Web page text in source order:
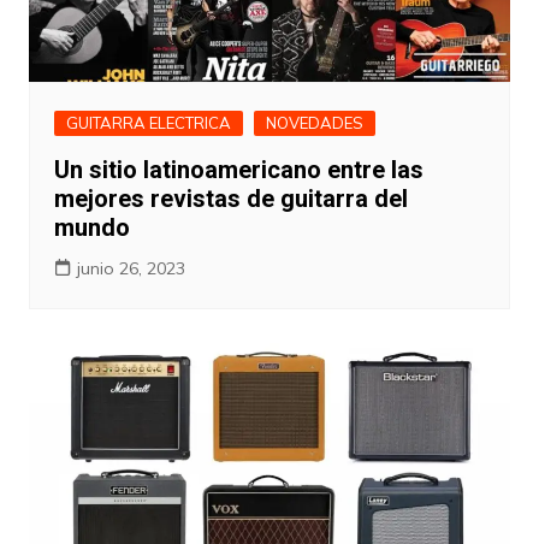
GUITARRA ELECTRICA NOVEDADES
Un sitio latinoamericano entre las
mejores revistas de guitarra del
mundo
junio 26, 2023